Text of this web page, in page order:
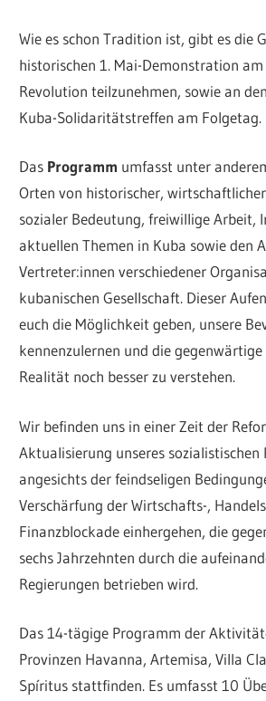
Wie es schon Tradition ist, gibt es die
historischen 1. Mai-Demonstration
Revolution teilzunehmen, sowie an
Kuba-Solidaritätstreffen am Folgetag.
Das Programm umfasst unter
Orten von historischer,
sozialer Bedeutung, freiwillige Arbeit,
aktuellen Themen in Kuba sowie den
Vertreter:innen verschiedener
kubanischen Gesellschaft. Dieser
euch die Möglichkeit geben, unsere
kennenzulernen und die
Realität noch besser zu verstehen.
Wir befinden uns in einer Zeit der
Aktualisierung unseres sozialistischen
angesichts der feindseligen
Verschärfung der Wirtschafts-,
Finanzblockade einhergehen, die
sechs Jahrzehnten durch die
Regierungen betrieben wird.
Das 14-tägige Programm der
Provinzen Havanna, Artemisa, Villa
Spíritus stattfinden. Es umfasst 10